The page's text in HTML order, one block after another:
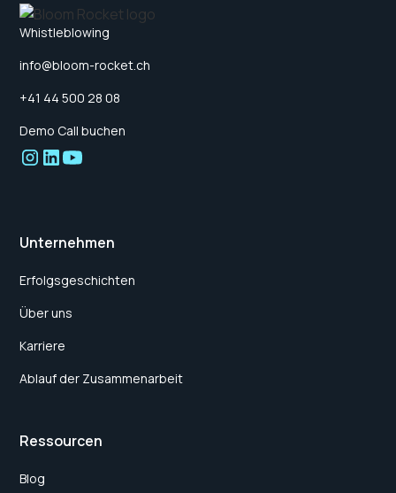
Whistleblowing
info@bloom-rocket.ch
+41 44 500 28 08
Demo Call buchen
Unternehmen
Erfolgsgeschichten
Über uns
Karriere
Ablauf der Zusammenarbeit
Ressourcen
Blog